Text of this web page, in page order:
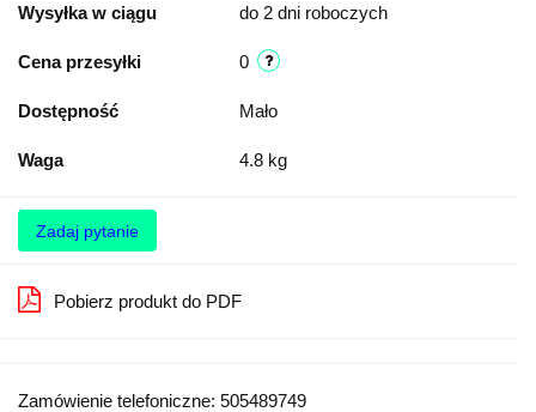
Wysyłka w ciągu do 2 dni roboczych
Cena przesyłki 0
Dostępność Mało
Waga 4.8 kg
Zadaj pytanie
Pobierz produkt do PDF
Zamówienie telefoniczne: 505489749